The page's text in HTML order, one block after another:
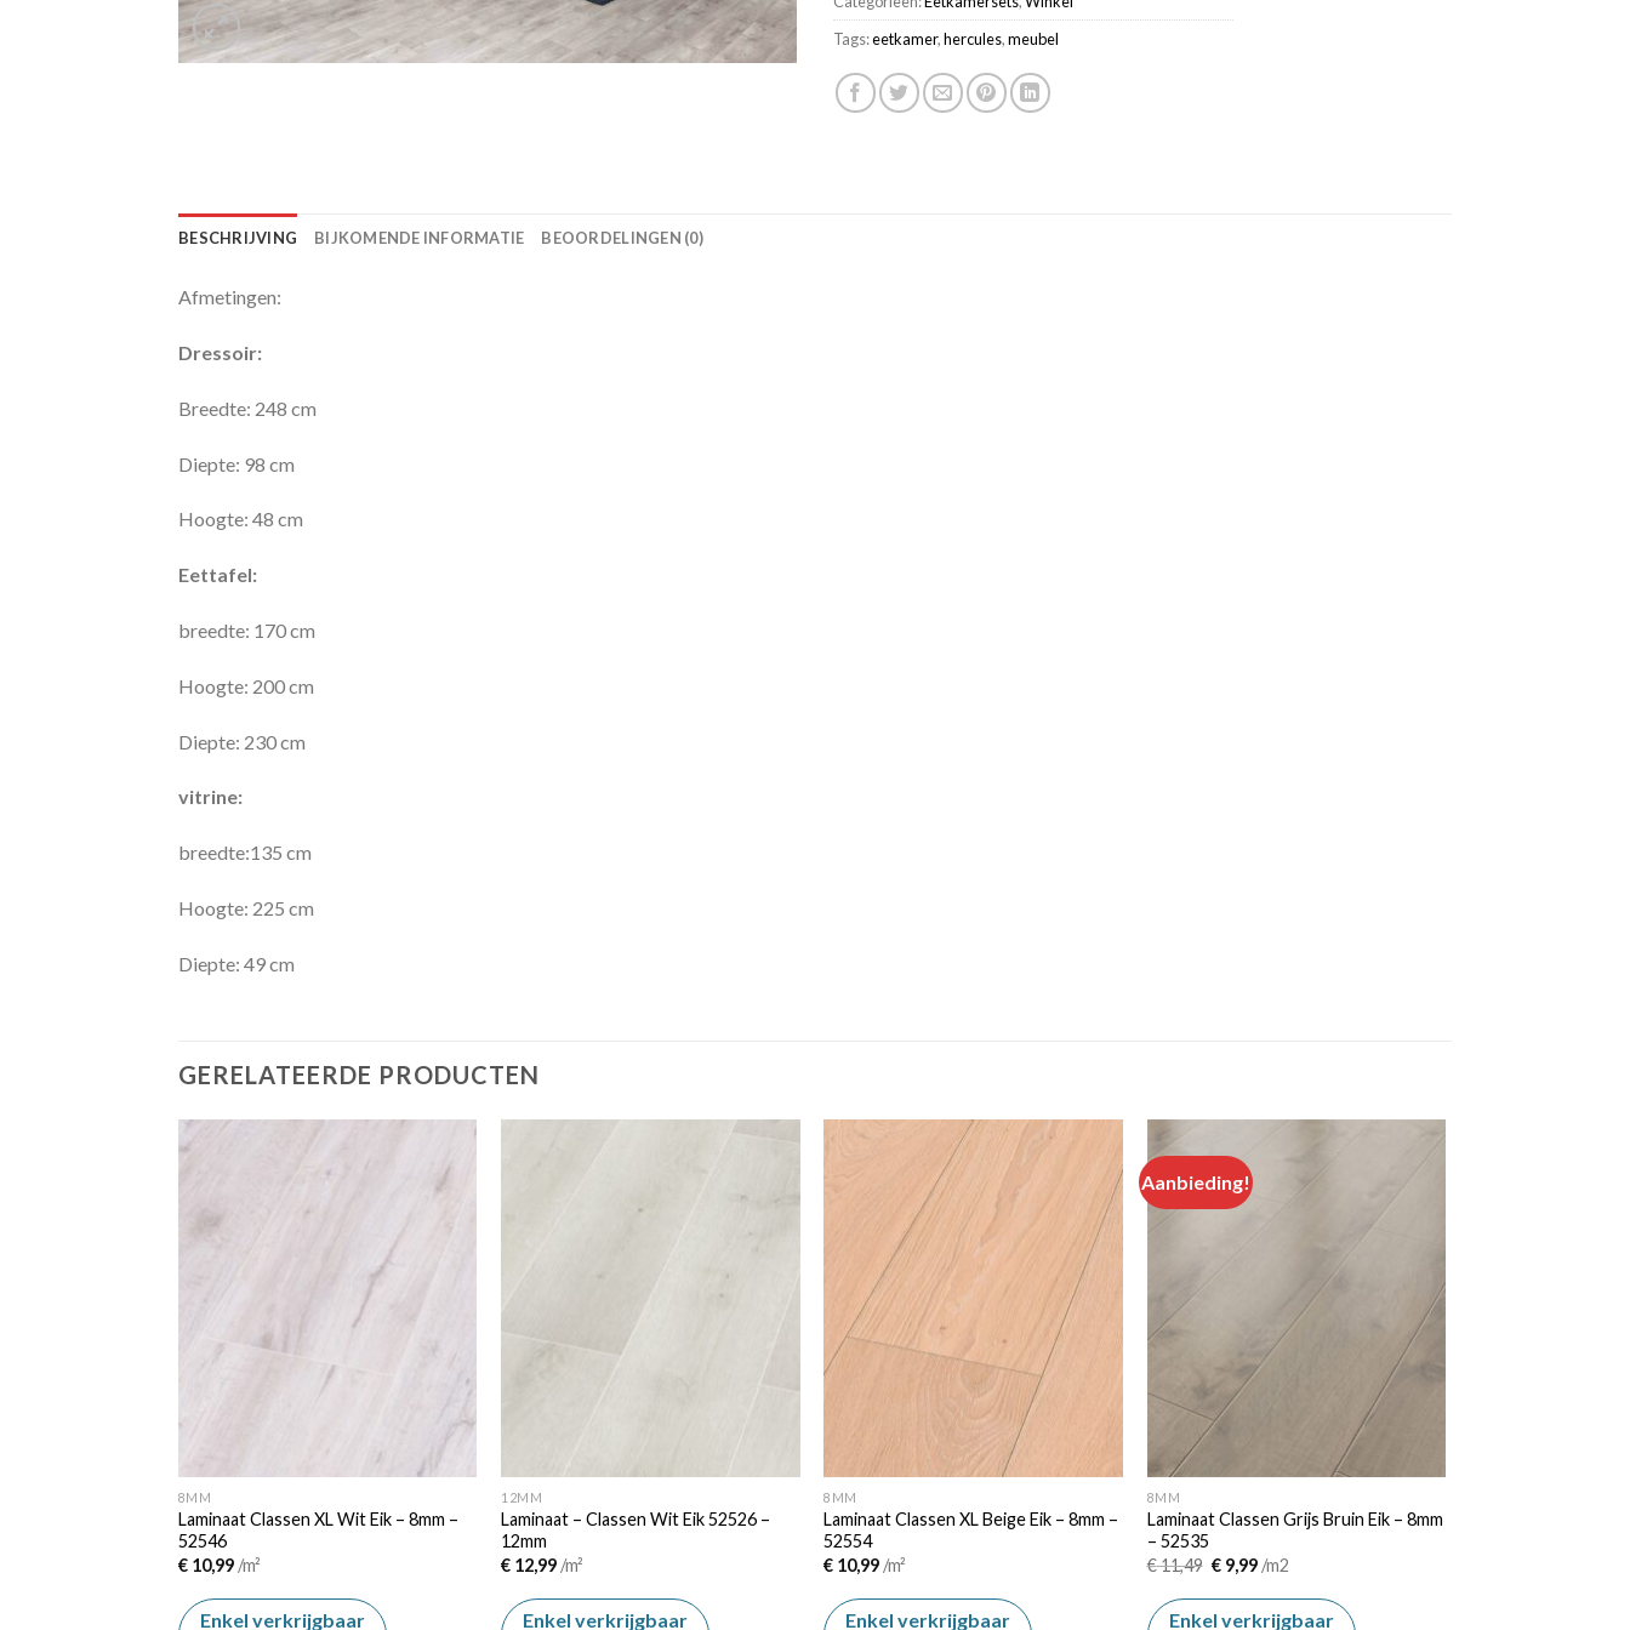
Tags:eetkamer,hercules,meubel
BESCHRIJVING BIJKOMENDE INFORMATIE BEOORDELINGEN (0)
Afmetingen:
Dressoir:
Breedte: 248 cm
Diepte: 98 cm
Hoogte: 48 cm
Eettafel:
breedte: 170 cm
Hoogte: 200 cm
Diepte: 230 cm
vitrine:
breedte:135 cm
Hoogte: 225 cm
Diepte: 49 cm
GERELATEERDE PRODUCTEN
8MM
Laminaat Classen XL Wit Eik – 8mm –
52546
€10,99/m²
Enkel verkrijgbaar
12MM
Laminaat – Classen Wit Eik 52526 –
12mm
€ 12,99 /m²
Enkel verkrijgbaar
Add to
wishlist
8MM
Laminaat Classen XL Beige Eik – 8mm –
52554
€ 10,99 /m²
Enkel verkrijgbaar
Aanbieding!
8MM
Laminaat Classen Grijs Bruin Eik – 8mm
– 52535
€11,49 Oorspronkelijke
prijs
was:
€ 11,49.
€9,99Huidige
is:
€ 9,99.
/m2
Enkel verkrijgbaar